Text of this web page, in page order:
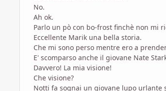
No.
Ah ok.
Parlo un pò con bo-frost finchè non mi
Eccellente Marik una bella storia.
Che mi sono perso mentre ero a
E' scomparso anche il giovane Nate
Davvero! La mia visione!
Che visione?
Notti fa sognai un giovane lupo urlante